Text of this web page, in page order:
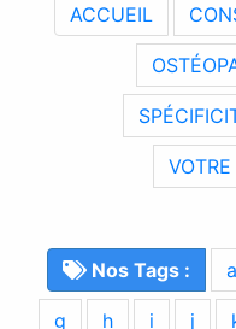
ACCUEIL
Nos Tags : a
g h i j